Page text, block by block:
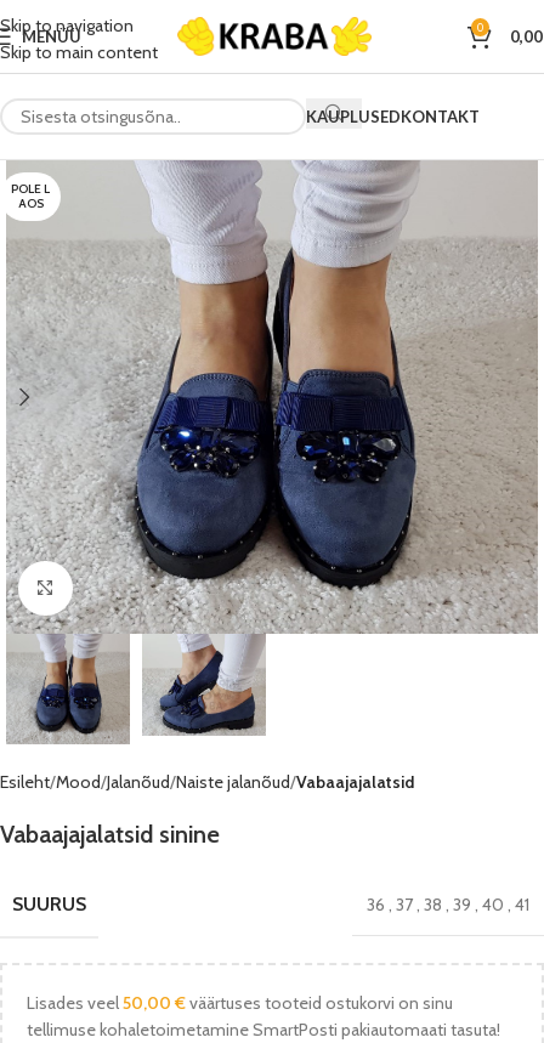
Skip to navigation
Skip to main content
MENÜÜ 0
KAUPLUSEDKONTAKT
POLE L
AOS
Vaata pilti
Esileht Mood Jalanõud Naiste jalanõud Vabaajajalatsid
Vabaajajalatsid sinine
SUURUS 36 , 37, 38 , 39 , 40 , 41
Lisades veel50,00 €väärtuses tooteid ostukorvi on sinu
tellimuse kohaletoimetamine SmartPosti pakiautomaati tasuta!